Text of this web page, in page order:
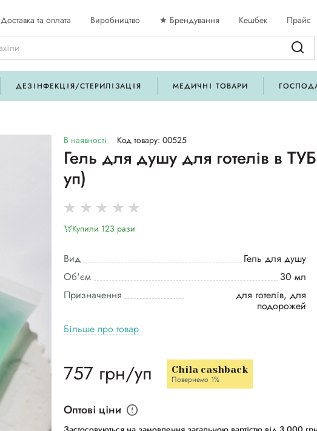
Доставка та оплата Виробництво ★ Брендування Кешбек Прайс
ДЕЗІНФЕКЦІЯ/СТЕРИЛІЗАЦІЯ МЕДИЧНІ ТОВАРИ
В наявності Код товару: 00525
Гель для душу для готелів в
уп)
Купили 123 рази
Вид
Гель для душу
Об'єм
30 мл
Призначення
для готелів, для
подорожей
Більше про товар
757 грн/уп Chila cashback
Повернемо 1%
Оптові ціни